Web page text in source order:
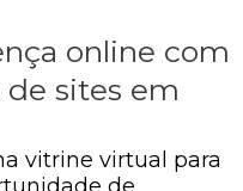
online com
sites em
vitrine virtual para